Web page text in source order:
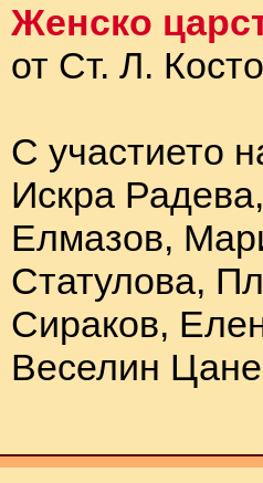
Женско
от Ст. Л.
С участието
Искра
Елмазов,
Статулова,
Сираков,
Веселин